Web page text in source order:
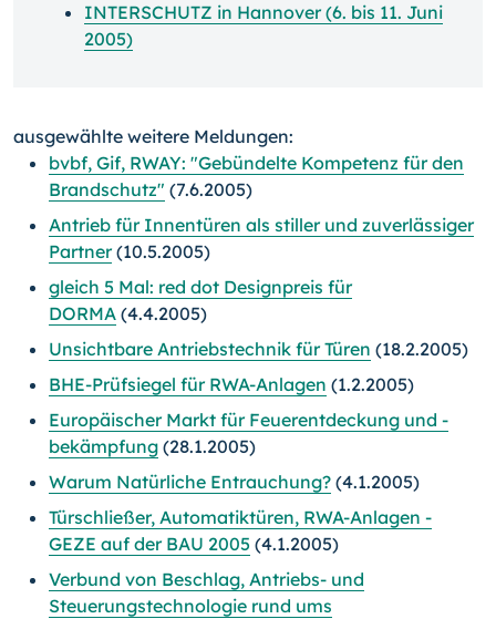
INTERSCHUTZ in Hannover (6. bis 11. Juni
2005)
ausgewählte weitere Meldungen:
bvbf, Gif, RWAY: "Gebündelte Kompetenz für den
Brandschutz" (7.6.2005)
Antrieb für Innentüren als stiller und zuverlässiger
Partner(10.5.2005)
gleich 5 Mal: red dot Designpreis für
DORMA (4.4.2005)
Unsichtbare Antriebstechnik für Türen (18.2.2005)
BHE-Prüfsiegel für RWA-Anlagen (1.2.2005)
Europäischer Markt für Feuerentdeckung und -
bekämpfung (28.1.2005)
Warum Natürliche Entrauchung? (4.1.2005)
Türschließer, Automatiktüren, RWA-Anlagen -
GEZE auf der BAU 2005 (4.1.2005)
Verbund von Beschlag, Antriebs- und
Steuerungstechnologie rund ums